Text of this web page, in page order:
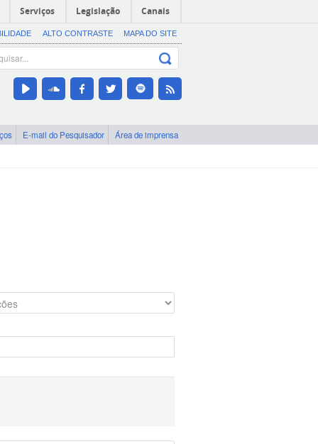
Serviços Legislação Canais
ALTO CONTRASTE MAPA DO SITE
E-mail do Pesquisador Área de imprensa